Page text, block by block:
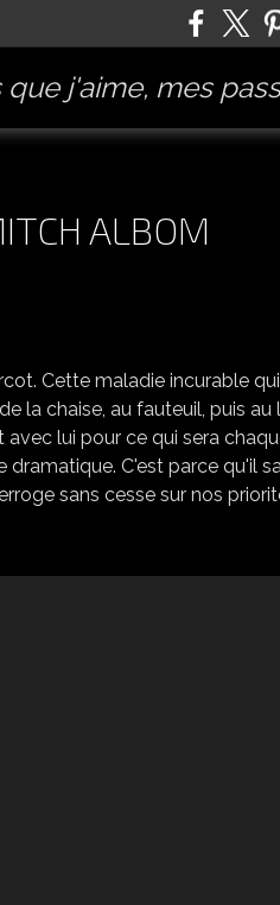
j'aime, mes
ALBOM
Cette maladie incurable
la chaise, au fauteuil, puis au
lui pour ce qui sera
C'est parce qu'il
sans cesse sur nos